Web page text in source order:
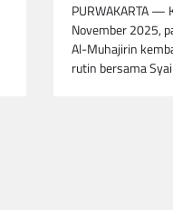
PURWAKARTA —
November 2025,
Al-Muhajirin
rutin bersama